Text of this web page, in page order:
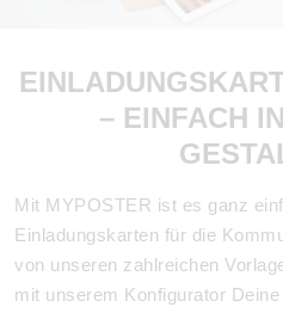
– EINFACH
Mit MYPOSTER ist es ganz
Einladungskarten für die
von unseren zahlreichen
mit unserem Konfigurator